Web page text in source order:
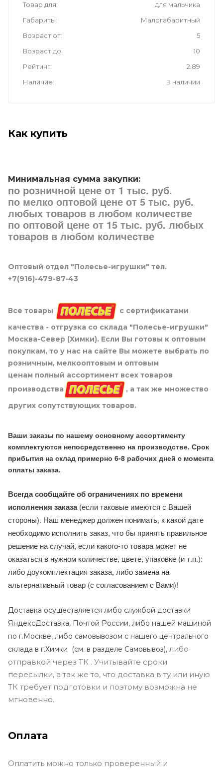
Товар для
для мальчика
Габариты
Малогабаритный
Возраст от
5
Возраст до
10
Рейтинг
2.89
Наличие
В наличии
Как купить
Минимальная сумма закупки:
по розничной цене от 1 тыс. руб.
по мелко оптовой цене от 5 тыс. руб.
любых товаров в любом количестве
по оптовой цене от 15 тыс. руб. любых
товаров в любом количестве
Оптовый отдел "Полесье-игрушки" тел.
+7(916)-479-87-43
Все товары
с сертификатами
качества - отгрузка со склада "Полесье-игрушки"
Москва-Север (Химки). Если Вы готовы к оптовым
покупкам, то у нас на сайте Вы можете выбрать по
розничным, мелкооптовым и оптовым
ценам полный ассортимент всех товаров
производства
, а так же множество
других сопутствующих товаров.
Ваши заказы по нашему основному ассортименту
комплектуются непосредственно на производстве. Срок
прибытия на склад примерно 6-8 рабочих дней с момента
оплаты заказа.
Всегда сообщайте об ограничениях по времени
исполнения заказа(если таковые имеются с Вашей
стороны). Наш менеджер должен понимать, к какой дате
необходимо исполнить заказ, что бы принять правильное
решение на случай, если какого-то товара может не
оказаться в нужном количестве, цвете, упаковке (и т.п.):
либо доукомплектация заказа, либо замена на
альтернативный товар (с согласованием с Вами)!
Доставка осуществляется либо службой доставки
ЯндексДоставка, Почтой России, либо нашей машиной
по г.Москве, либо самовывозом с нашего центрального
склада в г.Химки (см. в разделе Самовывоз), либо
отправкой через ТК . Учитывайте сроки
пересылки, а так же то, что доставка в ту или иную
ТК требует подготовки и поэтому возможна не
мгновенно.
Оплата
Оплатить можно только проверенный и